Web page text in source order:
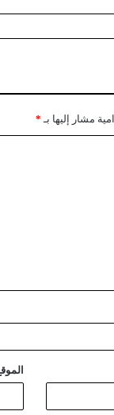
مشار إليها بـ *